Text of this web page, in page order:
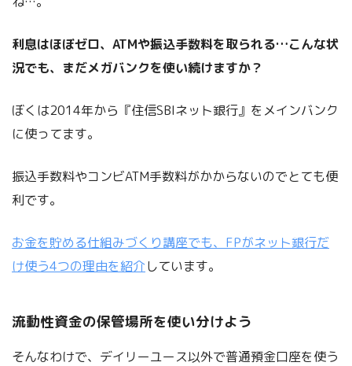
利息はほぼゼロ、ATMや振込手数料を取られる…こんな状
況でも、まだメガバンクを使い続けますか？
ぼくは2014年から『住信SBIネット銀行』をメインバンク
に使ってます。
振込手数料やコンビATM手数料がかからないのでとても便
利です。
お金を貯める仕組みづくり講座でも、FPがネット銀行だ
け使う4つの理由を紹介しています。
流動性資金の保管場所を使い分けよう
そんなわけで、デイリーユース以外で普通預金口座を使う